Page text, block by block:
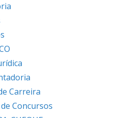
Carreira
Concursos